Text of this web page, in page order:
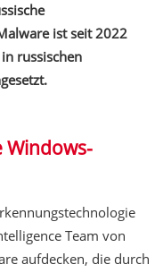
ist seit 2022
russischen
Team von
aufdecken, die durch